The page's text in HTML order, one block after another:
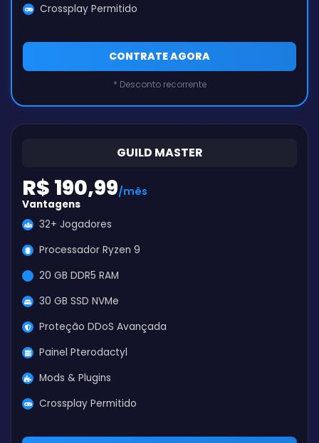
Crossplay Permitido
CONTRATE AGORA
* Desconto recorrente
GUILD MASTER
R$ 190,99/mês
Vantagens
32+ Jogadores
Processador Ryzen 9
20 GB DDR5 RAM
30 GB SSD NVMe
Proteção DDoS Avançada
Painel Pterodactyl
Mods & Plugins
Crossplay Permitido